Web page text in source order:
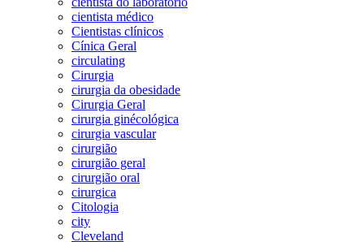
cientista médico
Cientistas clínicos
Cínica Geral
circulating
Cirurgia
cirurgia da obesidade
Cirurgia Geral
cirurgia ginécológica
cirurgia vascular
cirurgião
cirurgião geral
cirurgião oral
cirurgica
Citologia
city
Cleveland